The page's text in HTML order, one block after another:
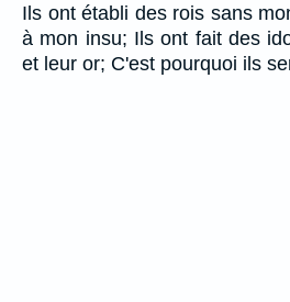
Ils ont établi des rois sans
à mon insu; Ils ont fait des
et leur or; C'est pourquoi ils